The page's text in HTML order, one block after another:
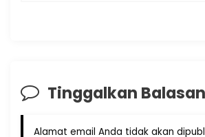
Tinggalkan Balasan
Alamat email Anda tidak akan